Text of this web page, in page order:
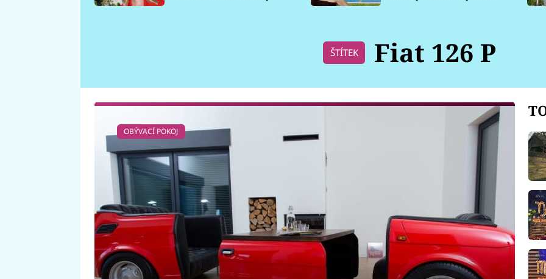
ŠTÍTEK Fiat 126 P
OBÝVACÍ POKOJ